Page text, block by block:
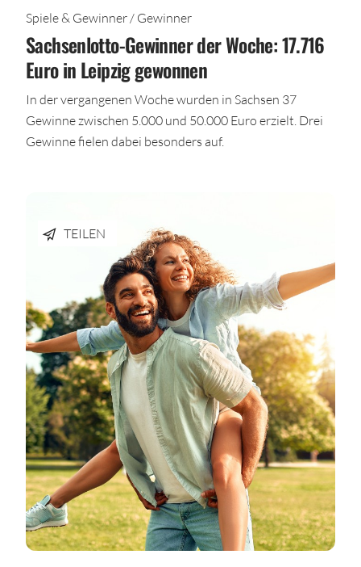
Spiele & Gewinner / Gewinner
Sachsenlotto-Gewinner der Woche: 17.716
Euro in Leipzig gewonnen
In der vergangenen Woche wurden in Sachsen 37
Gewinne zwischen 5.000 und 50.000 Euro erzielt. Drei
Gewinne fielen dabei besonders auf.
TEILEN